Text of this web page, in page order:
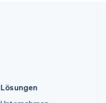
Lösungen